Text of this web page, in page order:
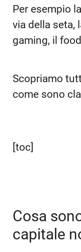
Per esempio
via della seta,
gaming, il
Scopriamo
come sono
[toc]
Cosa
capitale